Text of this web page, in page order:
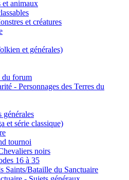
et animaux
et créatures
et générales)
du forum
- Personnages des Terres du
générales
et série classique)
tournoi
noirs
16 à 35
Saints/Bataille du Sanctuaire